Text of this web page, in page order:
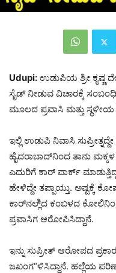
Udupi: ಉಡುಪಿಯ ಶ್ರೀ ಕೃಷ್ಣ
ಸೈಡ್ ನೀಡುವ ವಿಚಾರಕ್ಕೆ
ಮೂಲದ ಪ್ರವಾಸಿ ಮತ್ತು
ಇಲ್ಲಿ ಉಡುಪಿ ನಿವಾಸಿ
ಹೈದರಾಬಾದ್‌ನಿಂದ ತಾನು
ಎದುರಿಗೆ ಕಾರ್ ಪಾರ್ಕ್
ಹೇಳಿದ್ದೇ ತಪ್ಪಾಯ್ತು. ಅಷ್ಟಕ್ಕೆ
ಕಾರ್‌ನಲ್ಲಿ್ದ ಕಂಬಳದ
ಪ್ರವಾಸಿಗ ಆರೋಪಿಸಿದ್ದಾನೆ.
ಇನ್ನು ಸುಪ್ರೀತ್ ಆರೋಪದ
ಜಖಂಗ“ಳಿಸಿದ್ದಾನೆ. ಹಲ್ಲೆಯ